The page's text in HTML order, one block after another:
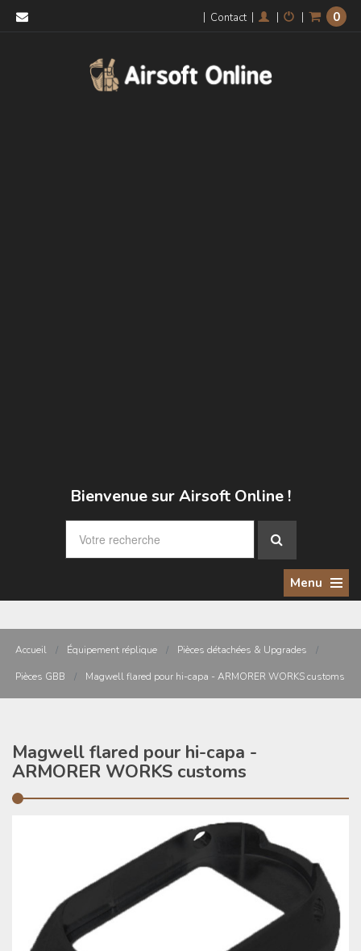
| Contact | | | 0
Bienvenue sur Airsoft Online !
Menu
Accueil / Équipement réplique / Pièces détachées & Upgrades /
Pièces GBB / Magwell flared pour hi-capa - ARMORER WORKS customs
Magwell flared pour hi-capa -
ARMORER WORKS customs